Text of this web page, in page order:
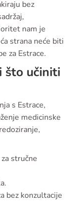
bez
nam je
strana neće biti
za Estrace.
što učiniti
s Estrace,
medicinske
stručne
bez konzultacije